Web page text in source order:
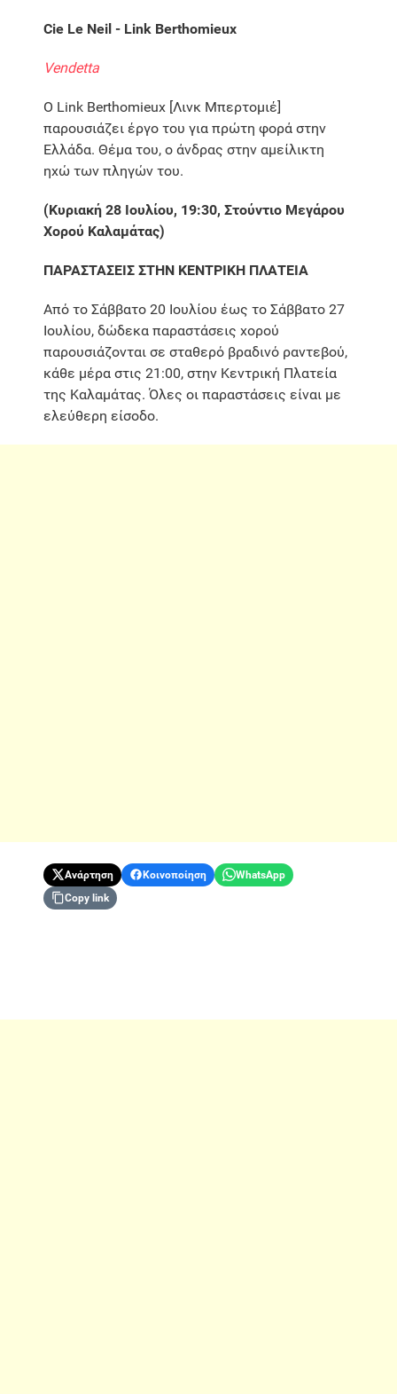
Cie Le Neil - Link Berthomieux
Vendetta
O Link Berthomieux [Λινκ Μπερτομιέ]
παρουσιάζει έργο του για πρώτη φορά στην
Ελλάδα. Θέμα του, ο άνδρας στην αμείλικτη
ηχώ των πληγών του.
(Κυριακή 28 Ιουλίου, 19:30, Στούντιο Μεγάρου
Χορού Καλαμάτας)
ΠΑΡΑΣΤΑΣΕΙΣ ΣΤΗΝ ΚΕΝΤΡΙΚΗ ΠΛΑΤΕΙΑ
Από το Σάββατο 20 Ιουλίου έως το Σάββατο 27
Ιουλίου, δώδεκα παραστάσεις χορού
παρουσιάζονται σε σταθερό βραδινό ραντεβού,
κάθε μέρα στις 21:00, στην Κεντρική Πλατεία
της Καλαμάτας. Όλες οι παραστάσεις είναι με
ελεύθερη είσοδο.
Ανάρτηση Κοινοποίηση
WhatsApp
Copy link